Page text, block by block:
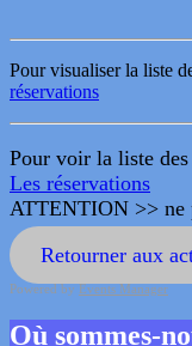
Pour visualiser la liste
réservations
Pour voir la liste
Les réservations
ATTENTION >> ne
Retourner aux
Powered byEvents Manager
Où sommes-